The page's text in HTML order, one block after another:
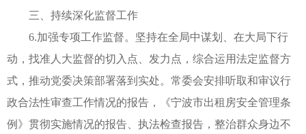
三、持续深化监督工作
6.加强专项工作监督。坚持在全局中谋划、在大局下行
动，找准人大监督的切入点、发力点，综合运用法定监督方
式，推动党委决策部署落到实处。常委会安排听取和审议行
政合法性审查工作情况的报告，《宁波市出租房安全管理条
例》贯彻实施情况的报告、执法检查报告，整治群众身边不